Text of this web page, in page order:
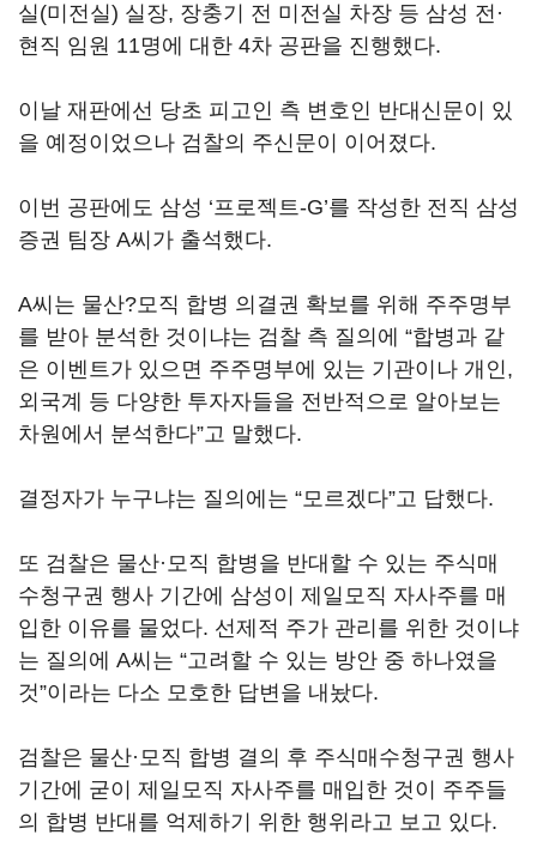
실(미전실) 실장, 장충기 전 미전실 차장 등 삼성 전·
현직 임원 11명에 대한 4차 공판을 진행했다.
이날 재판에선 당초 피고인 측 변호인 반대신문이 있
을 예정이었으나 검찰의 주신문이 이어졌다.
이번 공판에도 삼성 ‘프로젝트-G’를 작성한 전직 삼성
증권 팀장 A씨가 출석했다.
A씨는 물산?모직 합병 의결권 확보를 위해 주주명부
를 받아 분석한 것이냐는 검찰 측 질의에 “합병과 같
은 이벤트가 있으면 주주명부에 있는 기관이나 개인,
외국계 등 다양한 투자자들을 전반적으로 알아보는
차원에서 분석한다”고 말했다.
결정자가 누구냐는 질의에는 “모르겠다”고 답했다.
또 검찰은 물산·모직 합병을 반대할 수 있는 주식매
수청구권 행사 기간에 삼성이 제일모직 자사주를 매
입한 이유를 물었다. 선제적 주가 관리를 위한 것이냐
는 질의에 A씨는 “고려할 수 있는 방안 중 하나였을
것”이라는 다소 모호한 답변을 내놨다.
검찰은 물산·모직 합병 결의 후 주식매수청구권 행사
기간에 굳이 제일모직 자사주를 매입한 것이 주주들
의 합병 반대를 억제하기 위한 행위라고 보고 있다.